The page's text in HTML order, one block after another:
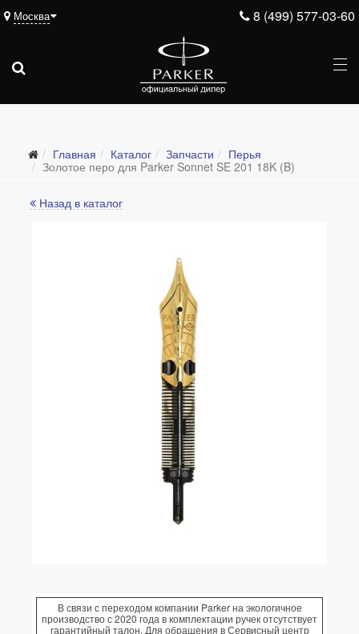
8 (499) 577-03-60
Москва
Главная Каталог Запчасти
Перья
Золотое перо для Parker Sonnet SE 201 18K (B)
Назад в каталог
В связи с переходом компании Parker на экологичное
производство с 2020 года в комплектации ручек отсутствует
гарантийный талон. Для обращения в Сервисный центр
Ежедневники
Все запчасти
Зоны захвата